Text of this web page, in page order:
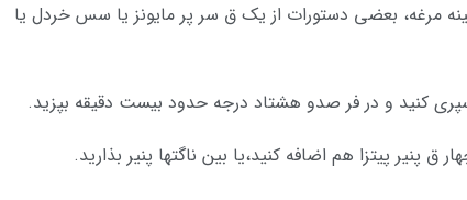
مرغه، بعضي دستورات از يك ق سر پر مايونز يا سس خردل یا